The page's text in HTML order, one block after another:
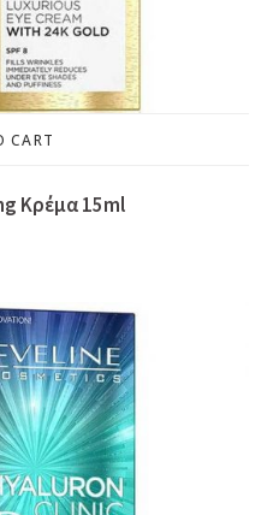
CART
Κρέμα 15ml